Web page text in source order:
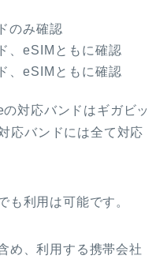
のみ確認
、eSIMともに確認
、eSIMともに確認
対応バンドはギガビッ
応バンドには全て対応
も利用は可能です。
め、利用する携帯会社